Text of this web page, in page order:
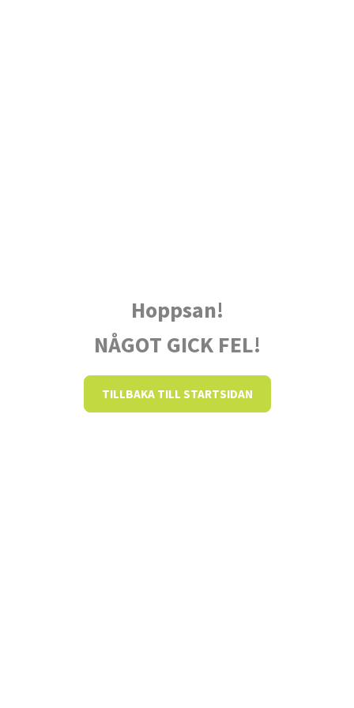
Hoppsan!
NÅGOT GICK FEL!
TILLBAKA TILL STARTSIDAN